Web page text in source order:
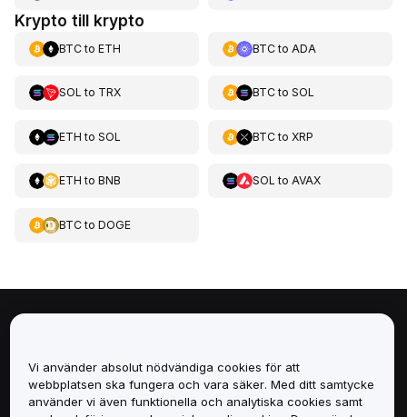
Krypto till krypto
BTCto ETH BTCto ADA
SOL to TRX BTCto SOL
ETH to SOL BTCto XRP
ETH to BNB SOL to AVAX
BTCto DOGE
Tjänster
Vi använder absolut nödvändiga cookies för att
webbplatsen ska fungera och vara säker. Med ditt samtycke
använder vi även funktionella och analytiska cookies samt